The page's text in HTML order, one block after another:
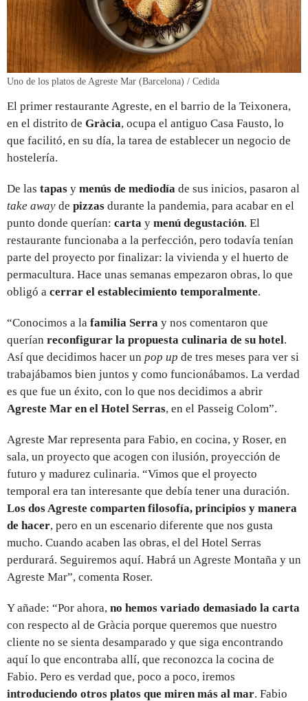
Uno de los platos de Agreste Mar (Barcelona) / Cedida
El primer restaurante Agreste, en el barrio de la Teixonera,
en el distrito de Gràcia, ocupa el antiguo Casa Fausto, lo
que facilitó, en su día, la tarea de establecer un negocio de
hostelería.
De las tapas y menús de mediodía de sus inicios, pasaron al
take away de pizzas durante la pandemia, para acabar en el
punto donde querían: carta y menú degustación. El
restaurante funcionaba a la perfección, pero todavía tenían
parte del proyecto por finalizar: la vivienda y el huerto de
permacultura. Hace unas semanas empezaron obras, lo que
obligó a cerrar el establecimiento temporalmente.
“Conocimos a la familia Serra y nos comentaron que
querían reconfigurar la propuesta culinaria de su hotel.
Así que decidimos hacer un pop up de tres meses para ver si
trabajábamos bien juntos y como funcionábamos. La verdad
es que fue un éxito, con lo que nos decidimos a abrir
Agreste Mar en el Hotel Serras, en el Passeig Colom”.
Agreste Mar representa para Fabio, en cocina, y Roser, en
sala, un proyecto que acogen con ilusión, proyección de
futuro y madurez culinaria. “Vimos que el proyecto
temporal era tan interesante que debía tener una duración.
Los dos Agreste comparten filosofía, principios y manera
de hacer, pero en un escenario diferente que nos gusta
mucho. Cuando acaben las obras, el del Hotel Serras
perdurará. Seguiremos aquí. Habrá un Agreste Montaña y un
Agreste Mar”, comenta Roser.
Y añade: “Por ahora, no hemos variado demasiado la carta
con respecto al de Gràcia porque queremos que nuestro
cliente no se sienta desamparado y que siga encontrando
aquí lo que encontraba allí, que reconozca la cocina de
Fabio. Pero es verdad que, poco a poco, iremos
introduciendo otros platos que miren más al mar. Fabio